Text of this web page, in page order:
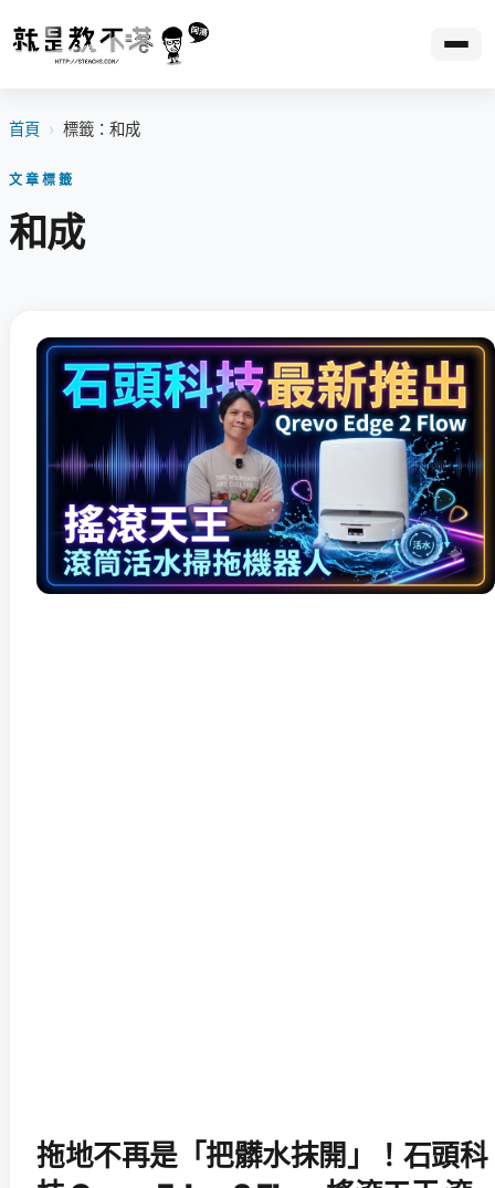
首頁 › 標籤：和成
文章標籤
和成
拖地不再是「把髒水抹開」！石頭科